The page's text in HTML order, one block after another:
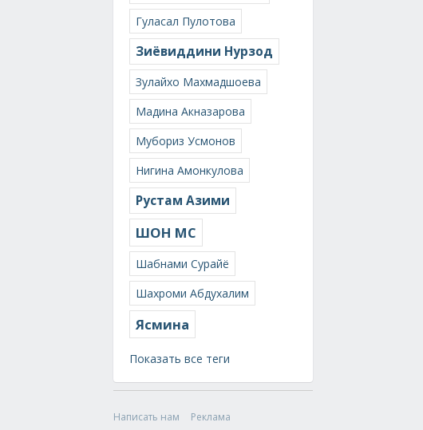
Гуласал Пулотова
Зиёвиддини Нурзод
Зулайхо Махмадшоева
Мадина Акназарова
Мубориз Усмонов
Нигина Амонкулова
Рустам Азими
ШОН МС
Шабнами Сурайё
Шахроми Абдухалим
Ясмина
Показать все теги
Написать нам
Реклама